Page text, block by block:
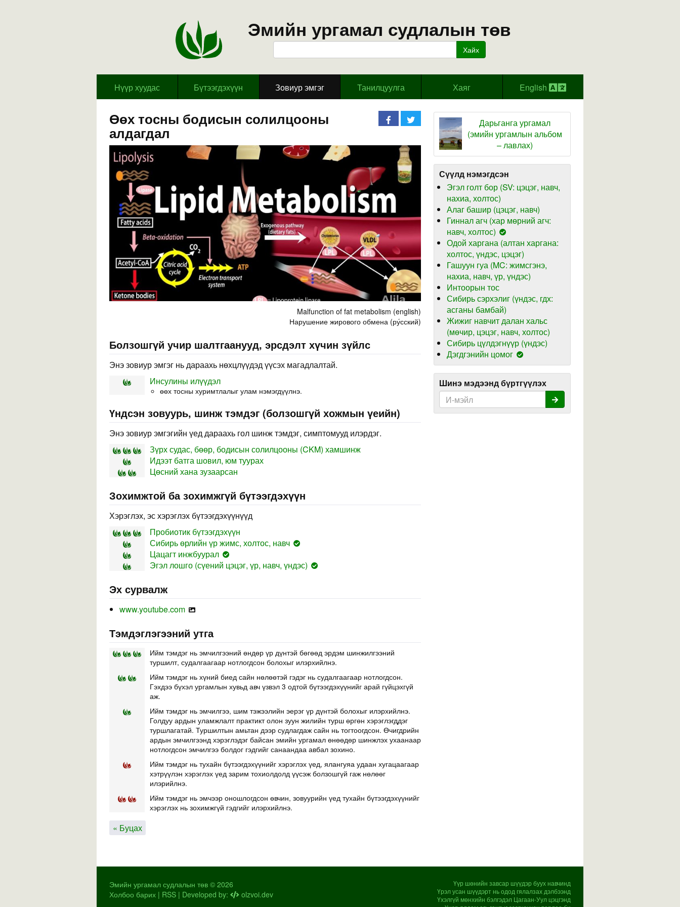
Эмийн ургамал судлалын төв
Хайх
Hүүр хуудас Бүтээгдэхүүн Зовиур эмгэг Танилцуулга Хаяг English
Өөх тосны бодисын солилцооны
алдагдал
Malfunction of fat metabolism (english)
Нарушение жирового обмена (ру́сский)
Болзошгүй учир шалтгаанууд, эрсдэлт хүчин зүйлс
Энэ зовиур эмгэг нь дараахь нөхцлүүдэд үүсэх магадлалтай.
Инсулины илүүдэл
өөх тосны хуримтлалыг улам нэмэгдүүлнэ.
Үндсэн зовуурь, шинж тэмдэг (болзошгүй хожмын үеийн)
Энэ зовиур эмгэгийн үед дараахь гол шинж тэмдэг, симптомууд илэрдэг.
Зүрх судас, бөөр, бодисын солилцооны (CKM) хамшинж
Идээт батга шовил, юм туурах
Цөсний хана зузаарсан
Зохимжтой ба зохимжгүй бүтээгдэхүүн
Хэрэглэх, эс хэрэглэх бүтээгдэхүүнүүд
Пробиотик бүтээгдэхүүн
Сибирь өрлийн үр жимс, холтос, навч
Цацагт инжбуурал
Эгэл лошго (сүений цэцэг, үр, навч, үндэс)
Эх сурвалж
www.youtube.com
Тэмдэглэгээний утга
Ийм тэмдэг нь эмчилгээний өндөр үр дүнтэй бөгөөд эрдэм шинжилгээний
туршилт, судалгаагаар нотлогдсон болохыг илэрхийлнэ.
Ийм тэмдэг нь хүний биед сайн нөлөөтэй гэдэг нь судалгаагаар нотлогдсон.
Гэхдээ бүхэл ургамлын хувьд авч үзвэл 3 одтой бүтээгдэхүүнийг арай гүйцэхгүй
аж.
Ийм тэмдэг нь эмчилгээ, шим тэжээлийн эерэг үр дүнтэй болохыг илэрхийлнэ.
Голдуу ардын уламжлалт практикт олон зуун жилийн турш өргөн хэрэглэгддэг
туршлагатай. Туршилтын амьтан дээр судлагдаж сайн нь тогтоогдсон. Өчигдрийн
ардын эмчилгээнд хэрэглэдэг байсан эмийн ургамал өнөөдөр шинжлэх ухаанаар
нотлогдсон эмчилгээ болдог гэдгийг санаандаа авбал зохино.
Ийм тэмдэг нь тухайн бүтээгдэхүүнийг хэрэглэх үед, ялангуяа удаан хугацаагаар
хэтрүүлэн хэрэглэх үед зарим тохиолдолд үүсэж болзошгүй гаж нөлөөг
илэрийлнэ.
Ийм тэмдэг нь эмчээр оношлогдсон өвчин, зовуурийн үед тухайн бүтээгдэхүүнийг
хэрэглэх нь зохимжгүй гэдгийг илэрхийлнэ.
« Буцах
Дарьганга ургамал
(эмийн ургамлын альбом
– лавлах)
Сүүлд нэмэгдсэн
Эгэл голт бор (SV: цэцэг, навч,
нахиа, холтос)
Алаг башир (цэцэг, навч)
Гиннал агч (хар мөрний агч:
навч, холтос)
Одой харгана (алтан харгана:
холтос, үндэс, цэцэг)
Гашуун гуа (MC: жимсгэнэ,
нахиа, навч, үр, үндэс)
Интоорын тос
Сибирь сэрхэлиг (үндэс, гдх:
асганы бамбай)
Жижиг навчит далан хальс
(мөчир, цэцэг, навч, холтос)
Сибирь цүлдэгнүүр (үндэс)
Дэгдгэнийн цомог
Шинэ мэдээнд бүртгүүлэх
Эмийн ургамал судлалын төв © 2026
Холбоо барих | RSS | Developed by: olzvoi.dev
Үүр шөнийн завсар шүүдэр буух навчинд
Үрэл усан шүүдэрт нь одод гялалзах дэлбээнд
Үхэлгүй мөнхийн бэлгэдэл Цагаан-Уул цэцгэнд